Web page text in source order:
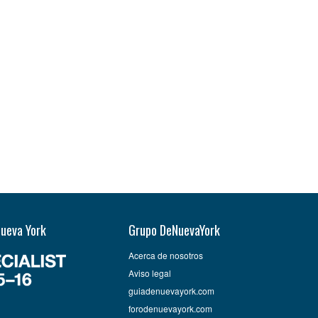
York Grupo DeNuevaYork
Acerca de nosotros
Aviso legal
guiadenuevayork.com
forodenuevayork.com